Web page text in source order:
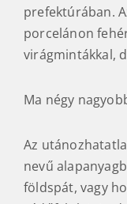
prefektúrában.
porcelánon
virágmintákkal,
Ma négy
Az
nevű
földspát, vagy